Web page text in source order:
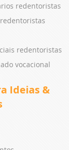
redentoristas
redentoristas
vocacional
Ideias &